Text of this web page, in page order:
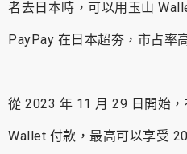
者去日本時，可以用玉山
PayPay 在日本超夯，市占率
從 2023 年 11 月 29 日開始
Wallet 付款，最高可以享受